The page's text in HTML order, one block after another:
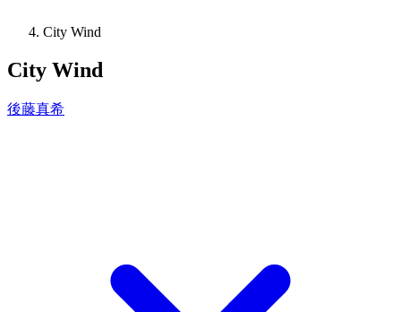
City Wind
City Wind
後藤真希